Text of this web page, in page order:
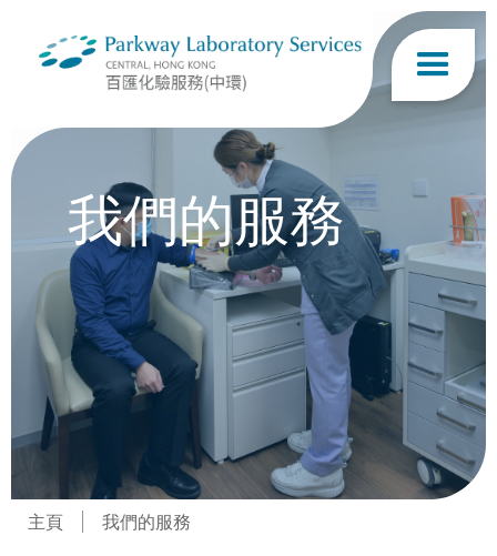
我們的服務
主頁 我們的服務